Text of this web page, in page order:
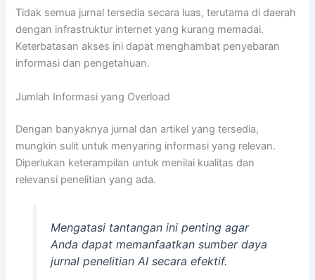
Tidak semua jurnal tersedia secara luas, terutama di daerah
dengan infrastruktur internet yang kurang memadai.
Keterbatasan akses ini dapat menghambat penyebaran
informasi dan pengetahuan.
Jumlah Informasi yang Overload
Dengan banyaknya jurnal dan artikel yang tersedia,
mungkin sulit untuk menyaring informasi yang relevan.
Diperlukan keterampilan untuk menilai kualitas dan
relevansi penelitian yang ada.
Mengatasi tantangan ini penting agar
Anda dapat memanfaatkan sumber daya
jurnal penelitian AI secara efektif.